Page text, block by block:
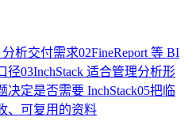
析交付需求02FineReport 等 BI
径03InchStack 适合管理分析形
决定是否需要 InchStack05把临
、可复用的资料